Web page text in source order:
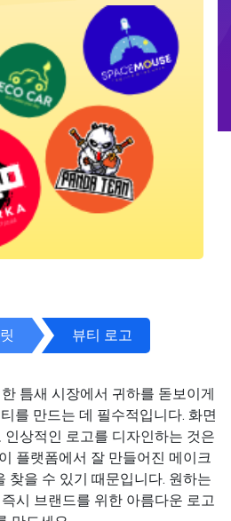
뷰티 로고
틈새 시장에서 귀하를 돋보이게
를 만드는 데 필수적입니다. 화면
상적인 로고를 디자인하는 것은
플랫폼에서 잘 만들어진 메이크
찾을 수 있기 때문입니다. 원하는
시 브랜드를 위한 아름다운 로고